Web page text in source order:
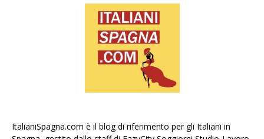
ItalianiSpagna.com è il blog di riferimento per gli Italiani in